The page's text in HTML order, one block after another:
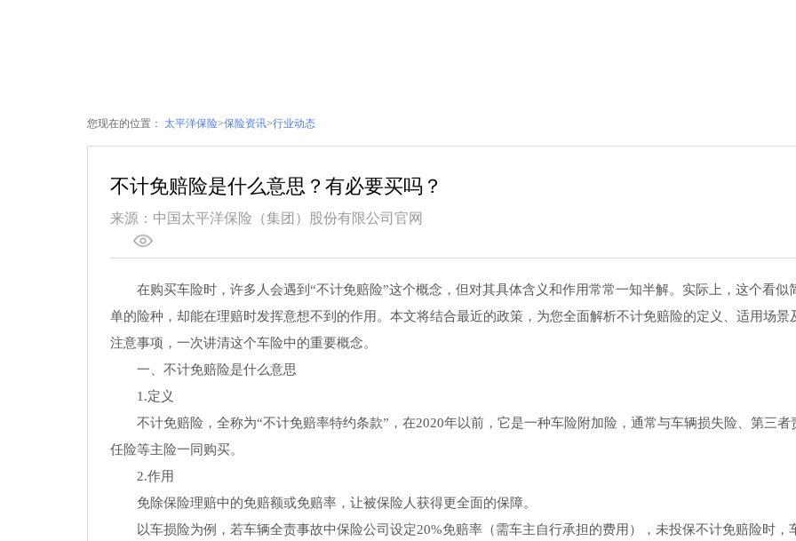
您现在的位置： 太平洋保险>保险资讯>行业动态
不计免赔险是什么意思？有必要买吗？
来源：中国太平洋保险（集团）股份有限公司官网
在购买车险时，许多人会遇到“不计免赔险”这个概念，但对其具体含义和作用常常一知半解。实际上，这个看似
单的险种，却能在理赔时发挥意想不到的作用。本文将结合最近的政策，为您全面解析不计免赔险的定义、适用场景
注意事项，一次讲清这个车险中的重要概念。
一、不计免赔险是什么意思
1.定义
不计免赔险，全称为“不计免赔率特约条款”，在2020年以前，它是一种车险附加险，通常与车辆损失险、第三者
任险等主险一同购买。
2.作用
免除保险理赔中的免赔额或免赔率，让被保险人获得更全面的保障。
以车损险为例，若车辆全责事故中保险公司设定20%免赔率（需车主自行承担的费用），未投保不计免赔险时，